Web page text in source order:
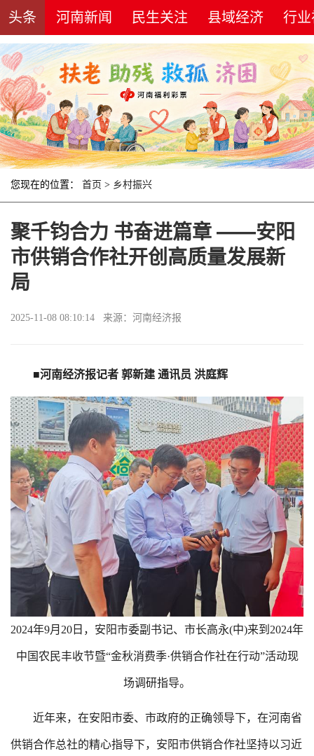
头条 河南新闻 民生关注 县域经济 行
您现在的位置： 首页 > 乡村振兴
聚千钧合力 书奋进篇章 ——安阳
市供销合作社开创高质量发展新
局
2025-11-08 08:10:14 来源：河南经济报
■河南经济报记者 郭新建 通讯员 洪庭辉
2024年9月20日，安阳市委副书记、市长高永(中)来到2024年
中国农民丰收节暨“金秋消费季·供销合作社在行动”活动现
场调研指导。
近年来，在安阳市委、市政府的正确领导下，在河南省
供销合作总社的精心指导下，安阳市供销合作社坚持以习近